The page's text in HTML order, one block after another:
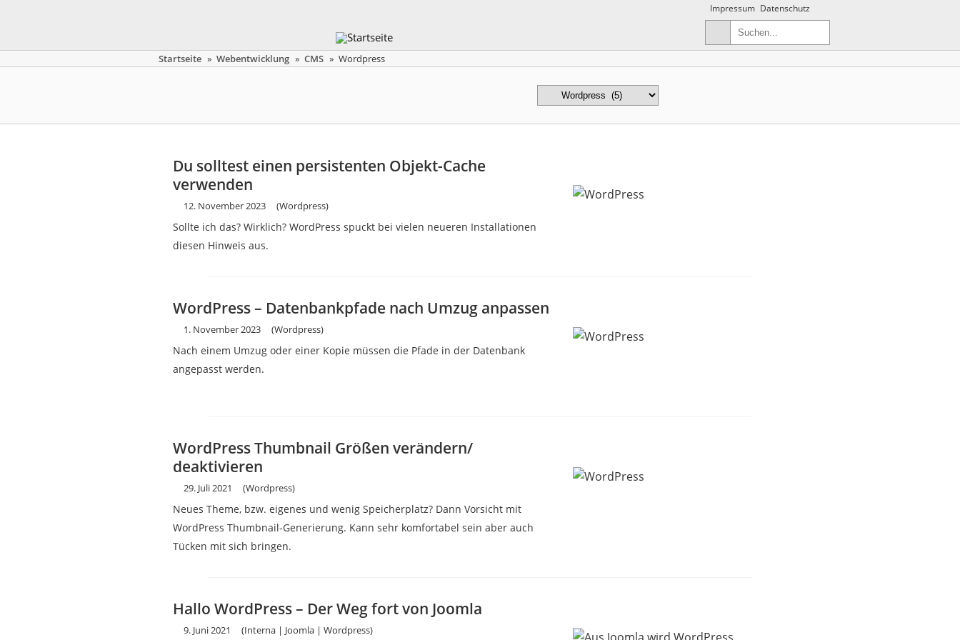
Impressum Datenschutz
Startseite » Webentwicklung » CMS » Wordpress
Kategorien
Du solltest einen persistenten Objekt-Cache
verwenden
12. November 2023 (Wordpress)
Sollte ich das? Wirklich? WordPress spuckt bei vielen neueren Installationen
diesen Hinweis aus.
WordPress – Datenbankpfade nach Umzug anpassen
1. November 2023 (Wordpress)
Nach einem Umzug oder einer Kopie müssen die Pfade in der Datenbank
angepasst werden.
WordPress Thumbnail Größen verändern/
deaktivieren
29. Juli 2021 (Wordpress)
Neues Theme, bzw. eigenes und wenig Speicherplatz? Dann Vorsicht mit
WordPress Thumbnail-Generierung. Kann sehr komfortabel sein aber auch
Tücken mit sich bringen.
Hallo WordPress – Der Weg fort von Joomla
9. Juni 2021 (Interna | Joomla | Wordpress)